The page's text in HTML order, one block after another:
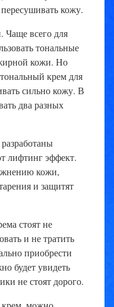
кожу.
всего для
тональные
кожи. Но
крем для
сильно кожу. В
два разных
лифтинг эффект.
кожи,
и защитят
стоят не
и не тратить
приобрести
будет увидеть
не стоят дорого.